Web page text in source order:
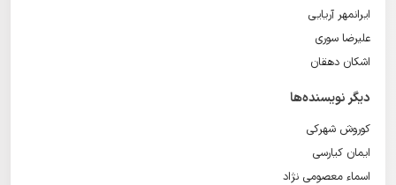
ایرانمهر آریایی
علیرضا سوری
اشکان دهقان
دیگر نویسنده‌ها
کوروش شهرکی
ایمان کیارسی
اسماء معصومی نژاد